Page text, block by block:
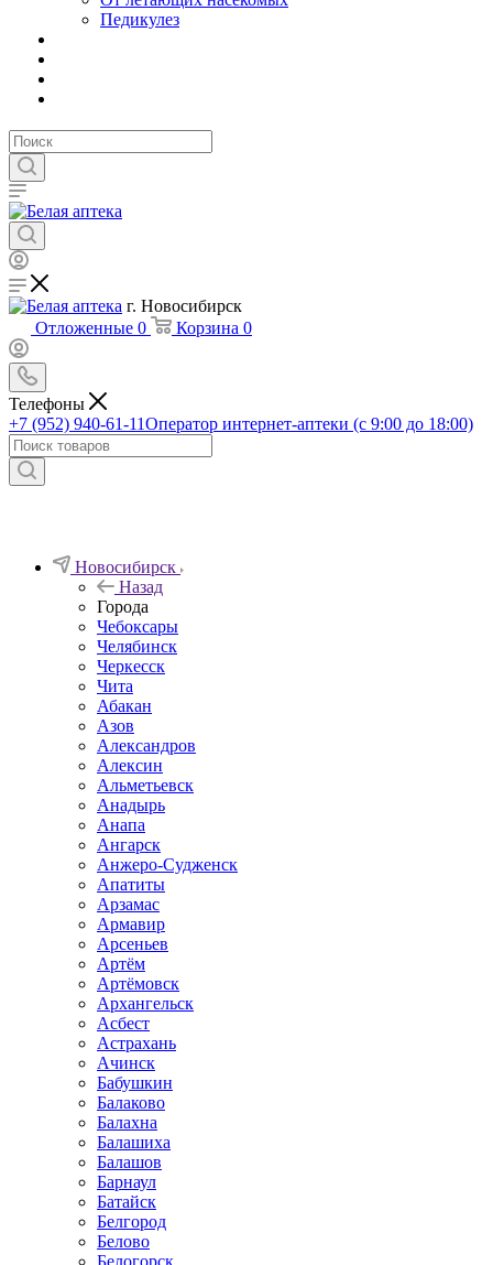
Педикулез
г. Новосибирск
Отложенные 0 Корзина 0
Телефоны
+7 (952) 940-61-11Оператор интернет-аптеки (с 9:00 до 18:00)
Новосибирск
Назад
Города
Чебоксары
Челябинск
Черкесск
Чита
Абакан
Азов
Александров
Алексин
Альметьевск
Анадырь
Анапа
Ангарск
Анжеро-Судженск
Апатиты
Арзамас
Армавир
Арсеньев
Артём
Артёмовск
Архангельск
Асбест
Астрахань
Ачинск
Бабушкин
Балаково
Балахна
Балашиха
Балашов
Барнаул
Батайск
Белгород
Белово
Белогорск